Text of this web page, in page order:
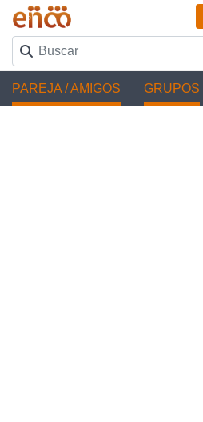
PAREJA / AMIGOS GRUPOS